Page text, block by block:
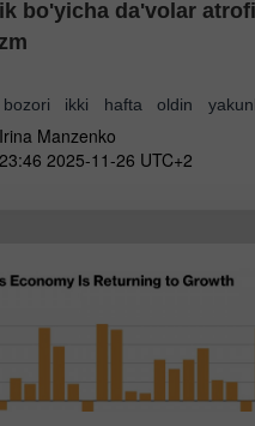
bo'yicha da'volar
ikki hafta oldin
oqibatlarini hanuz
faoliyatining to'xtatilishi
Irina Manzenko
23:46 2025-11-26 UTC+2